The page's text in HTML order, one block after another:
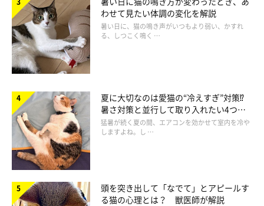
辺に置かないようになりました」わせて見たい体調の変化を解説
暑い日に、猫の鳴き声がいつもより弱い、かすれ
る、しつこく鳴く …
夏に大切なのは愛猫の“冷えすぎ”対策⁉
暑さ対策と並行して取り入れたい4つの
工夫
猛暑が続く夏の間、エアコンを効かせて室内を冷や
しますよね。し …
頭を突き出して「なでて」とアピールす
る猫の心理とは？ 獣医師が解説